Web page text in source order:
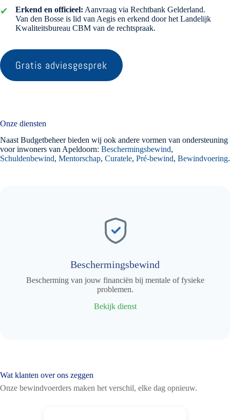
Erkend en officieel: Aanvraag via Rechtbank Gelderland.
Van den Bosse is lid van Aegis en erkend door het Landelijk
Kwaliteitsbureau CBM van de rechtspraak.
Gratis adviesgesprek
Onze diensten
Naast Budgetbeheer bieden wij ook andere vormen van ondersteuning
voor inwoners van Apeldoorn: Beschermingsbewind,
Schuldenbewind, Mentorschap, Curatele, Pré-bewind, Bewindvoering.
Beschermingsbewind
Bescherming van jouw financiën bij mentale of fysieke
problemen.
Bekijk dienst
Wat klanten over ons zeggen
Onze bewindvoerders maken het verschil, elke dag opnieuw.